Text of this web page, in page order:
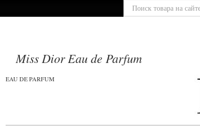
Miss Dior Eau de Parfum
EAU DE PARFUM